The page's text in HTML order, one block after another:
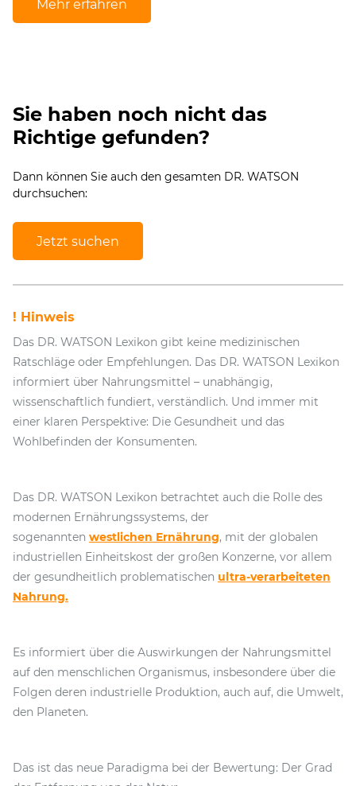
Mehr erfahren
Sie haben noch nicht das
Richtige gefunden?
Dann können Sie auch den gesamten DR. WATSON
durchsuchen:
Jetzt suchen
! Hinweis
Das DR. WATSON Lexikon gibt keine medizinischen
Ratschläge oder Empfehlungen. Das DR. WATSON Lexikon
informiert über Nahrungsmittel – unabhängig,
wissenschaftlich fundiert, verständlich. Und immer mit
einer klaren Perspektive: Die Gesundheit und das
Wohlbefinden der Konsumenten.
Das DR. WATSON Lexikon betrachtet auch die Rolle des
modernen Ernährungssystems, der
sogenannten westlichen Ernährung, mit der globalen
industriellen Einheitskost der großen Konzerne, vor allem
der gesundheitlich problematischen ultra-verarbeiteten
Nahrung.
Es informiert über die Auswirkungen der Nahrungsmittel
auf den menschlichen Organismus, insbesondere über die
Folgen deren industrielle Produktion, auch auf, die Umwelt,
den Planeten.
Das ist das neue Paradigma bei der Bewertung: Der Grad